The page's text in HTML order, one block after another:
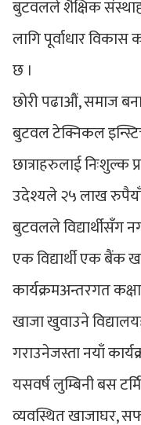
बुटवलले शैक्षिक
लागि पूर्वाधार
छ ।
छोरी पढाऔं, समाज
बुटवल टेक्निकल
छात्राहरुलाई निःशुल्क
उदेश्यले २५ लाख
बुटवलले विद्यार्थीसँग
एक विद्यार्थी एक बैंक
कार्यक्रमअन्तरगत
खाजा खुवाउने
गराउनेजस्ता नयाँ
यसवर्ष लुम्बिनी बस
व्यवस्थित खाजाघर,